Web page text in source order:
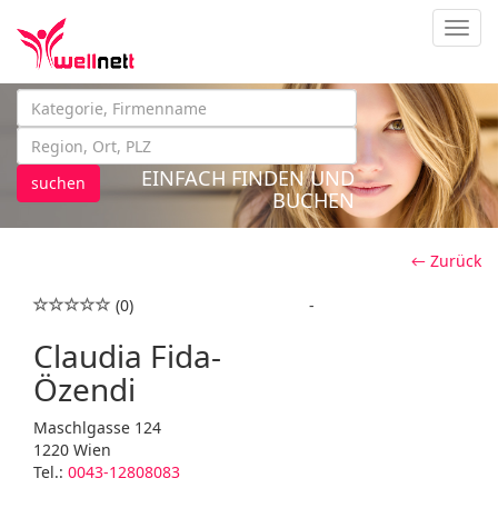
suchen
EINFACH FINDEN UND
BUCHEN
← Zurück
(0)
Claudia Fida-
Özendi
Maschlgasse 124
1220 Wien
Tel.: 0043-12808083
-